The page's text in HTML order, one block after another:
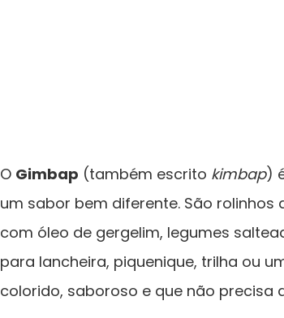
O Gimbap (também escrito kimbap)
um sabor bem diferente. São
com óleo de gergelim, legumes
para lancheira, piquenique, trilha ou
colorido, saboroso e que não